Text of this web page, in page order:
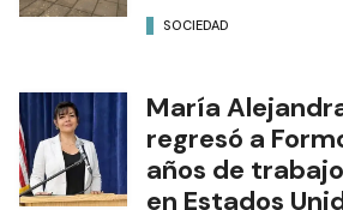
SOCIEDAD
María
regresó a
años de
en Estados